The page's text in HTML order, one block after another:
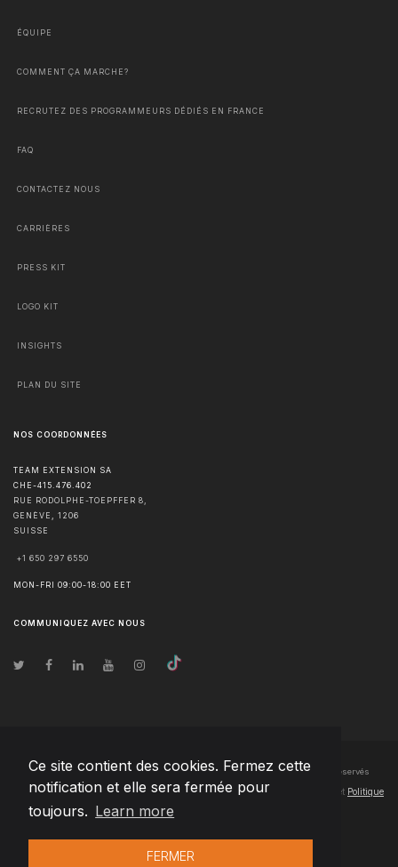
Ce site contient des cookies. Fermez cette
notification et elle sera fermée pour
toujours. Learn more
FERMER
ÉQUIPE
COMMENT ÇA MARCHE?
RECRUTEZ DES PROGRAMMEURS DÉDIÉS EN FRANCE
FAQ
CONTACTEZ NOUS
CARRIÈRES
PRESS KIT
LOGO KIT
INSIGHTS
PLAN DU SITE
NOS COORDONNÉES
TEAM EXTENSION SA
CHE-415.476.402
RUE RODOLPHE-TOEPFFER 8,
GENÈVE
1206
SUISSE
+1 650 297 6550
MON-FRI 09:00-18:00 EET
COMMUNIQUEZ AVEC NOUS
© Droits d'auteur2026 Team Extension SA France- Tous les droits sont réservés
Changelog● En utilisant ce site, vous acceptez nos Conditions d'utilisation et Politique
de confidentialité